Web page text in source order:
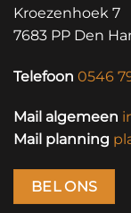
Kroezenhoek 7
7683 PP Den
Telefoon 0546
Mail algemeen
Mail planning
BEL ONS